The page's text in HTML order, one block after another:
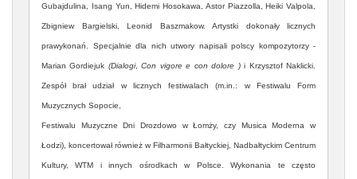
Gubajdulina, Isang Yun, Hidemi Hosokawa, Astor Piazzolla, Heiki Valpola,
Zbigniew Bargielski, Leonid Baszmakow. Artystki dokonały licznych
prawykonań. Specjalnie dla nich utwory napisali polscy kompozytorzy -
Marian Gordiejuk (Dialogi,Con vigore e con dolore )i Krzysztof Naklicki.
Zespół brał udział w licznych festiwalach (m.in.: w Festiwalu Form
Muzycznych Sopocie,
Festiwalu Muzyczne Dni Drozdowo w Łomży, czy Musica Moderna w
Łodzi), koncertował również w Filharmonii Bałtyckiej, Nadbałtyckim Centrum
Kultury, WTM i innych ośrodkach w Polsce. Wykonania te często